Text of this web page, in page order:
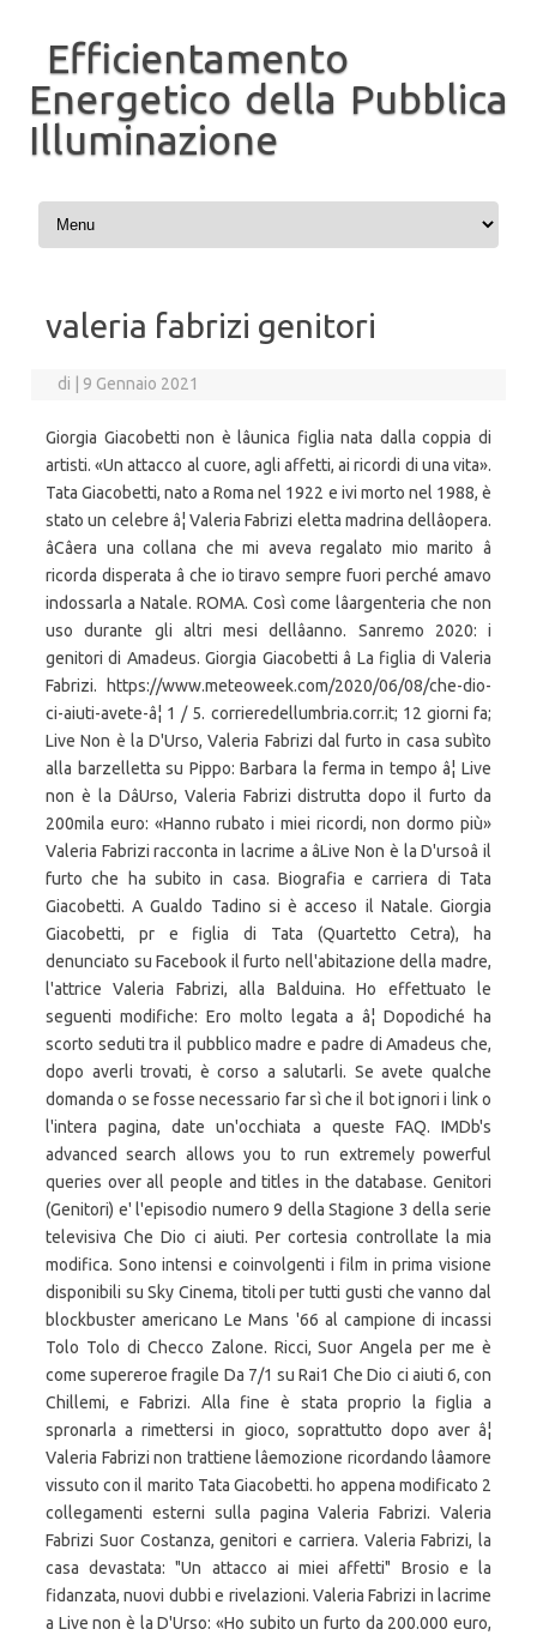
Efficientamento
Energetico della Pubblica
Illuminazione
Vai al contenuto
valeria fabrizi genitori
di 9 Gennaio 2021
Giorgia Giacobetti non è lâunica figlia nata dalla coppia di
artisti. «Un attacco al cuore, agli affetti, ai ricordi di una vita».
Tata Giacobetti, nato a Roma nel 1922 e ivi morto nel 1988, è
stato un celebre â¦ Valeria Fabrizi eletta madrina dellâopera.
âCâera una collana che mi aveva regalato mio marito â
ricorda disperata â che io tiravo sempre fuori perché amavo
indossarla a Natale. ROMA. Così come lâargenteria che non
uso durante gli altri mesi dellâanno. Sanremo 2020: i
genitori di Amadeus. Giorgia Giacobetti â La figlia di Valeria
Fabrizi. https://www.meteoweek.com/2020/06/08/che-dio-
ci-aiuti-avete-â¦ 1 / 5. corrieredellumbria.corr.it; 12 giorni fa;
Live Non è la D'Urso, Valeria Fabrizi dal furto in casa subìto
alla barzelletta su Pippo: Barbara la ferma in tempo â¦ Live
non è la DâUrso, Valeria Fabrizi distrutta dopo il furto da
200mila euro: «Hanno rubato i miei ricordi, non dormo più»
Valeria Fabrizi racconta in lacrime a âLive Non è la D'ursoâ il
furto che ha subito in casa. Biografia e carriera di Tata
Giacobetti. A Gualdo Tadino si è acceso il Natale. Giorgia
Giacobetti, pr e figlia di Tata (Quartetto Cetra), ha
denunciato su Facebook il furto nell'abitazione della madre,
l'attrice Valeria Fabrizi, alla Balduina. Ho effettuato le
seguenti modifiche: Ero molto legata a â¦ Dopodiché ha
scorto seduti tra il pubblico madre e padre di Amadeus che,
dopo averli trovati, è corso a salutarli. Se avete qualche
domanda o se fosse necessario far sì che il bot ignori i link o
l'intera pagina, date un'occhiata a queste FAQ. IMDb's
advanced search allows you to run extremely powerful
queries over all people and titles in the database. Genitori
(Genitori) e' l'episodio numero 9 della Stagione 3 della serie
televisiva Che Dio ci aiuti. Per cortesia controllate la mia
modifica. Sono intensi e coinvolgenti i film in prima visione
disponibili su Sky Cinema, titoli per tutti gusti che vanno dal
blockbuster americano Le Mans '66 al campione di incassi
Tolo Tolo di Checco Zalone. Ricci, Suor Angela per me è
come supereroe fragile Da 7/1 su Rai1 Che Dio ci aiuti 6, con
Chillemi, e Fabrizi. Alla fine è stata proprio la figlia a
spronarla a rimettersi in gioco, soprattutto dopo aver â¦
Valeria Fabrizi non trattiene lâemozione ricordando lâamore
vissuto con il marito Tata Giacobetti. ho appena modificato 2
collegamenti esterni sulla pagina Valeria Fabrizi. Valeria
Fabrizi Suor Costanza, genitori e carriera. Valeria Fabrizi, la
casa devastata: "Un attacco ai miei affetti" Brosio e la
fidanzata, nuovi dubbi e rivelazioni. Valeria Fabrizi in lacrime
a Live non è la D'Urso: «Ho subito un furto da 200.000 euro,